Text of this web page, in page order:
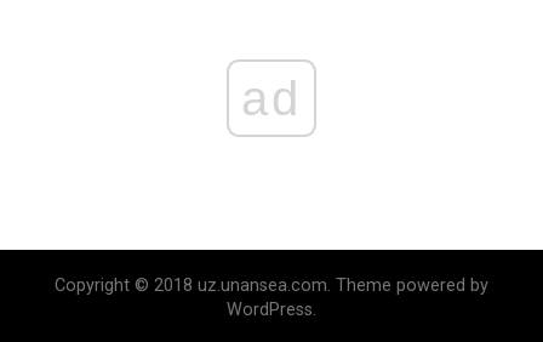
ad
Copyright © 2018 uz.unansea.com. Theme powered by
WordPress.